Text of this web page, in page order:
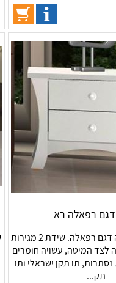
רפאלה רא
שידה לחדר השינה דגם רפאלה. שידת 2 מגירות
לצד המיטה, עשויה חומרים
נסתרות, תו תקן ישראלי ותו
תק...